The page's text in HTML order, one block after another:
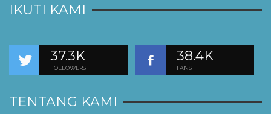
IKUTI KAMI
37.3K
FOLLOWERS
38.4K
FANS
TENTANG KAMI